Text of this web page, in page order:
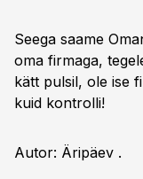
Seega saame
oma firmaga,
kätt pulsil, ole ise
kuid kontrolli!
Autor: Äripäev .